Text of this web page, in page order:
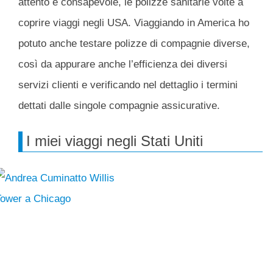
coprire viaggi negli USA. Viaggiando in America ho
potuto anche testare polizze di compagnie diverse,
così da appurare anche l’efficienza dei diversi
servizi clienti e verificando nel dettaglio i termini
dettati dalle singole compagnie assicurative.
I miei viaggi negli Stati Uniti